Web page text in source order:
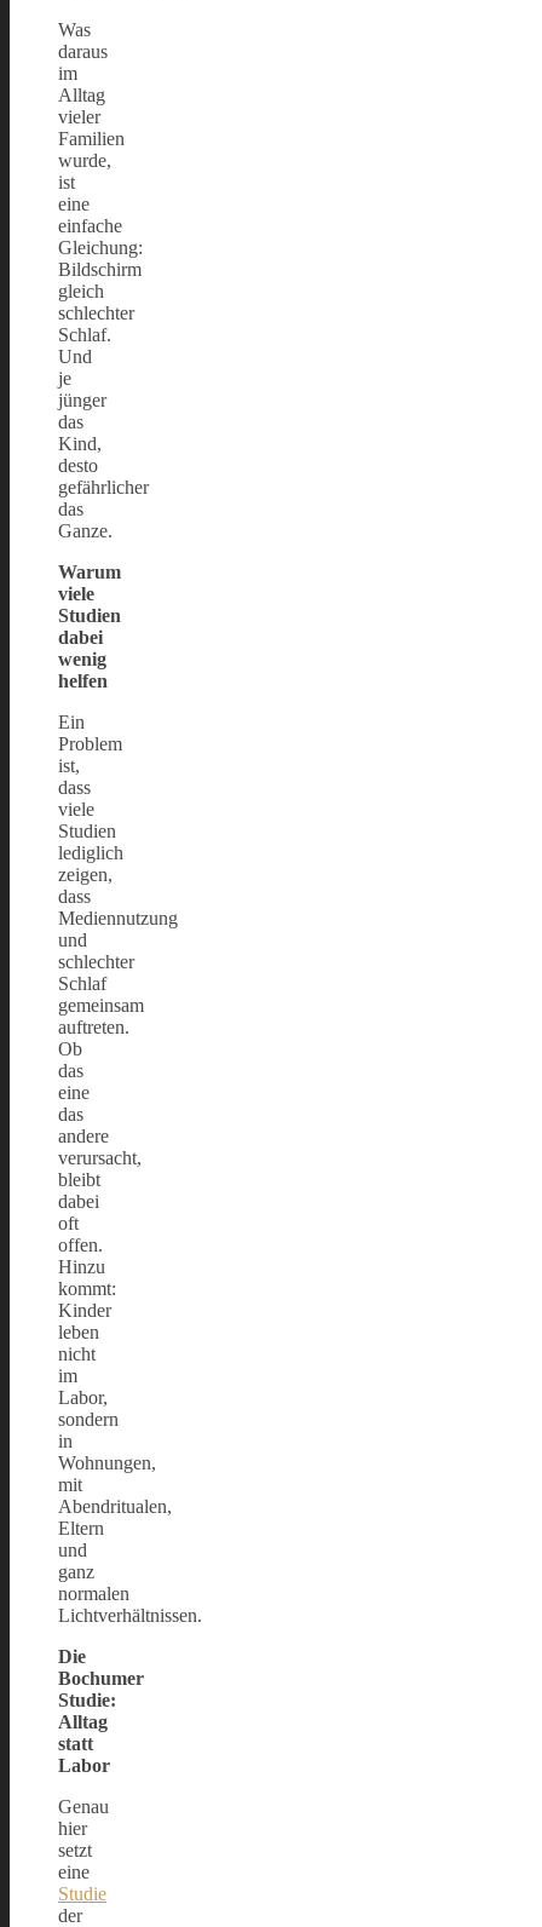
Was
daraus
im
Alltag
vieler
Familien
wurde,
ist
eine
einfache
Gleichung:
Bildschirm
gleich
schlechter
Schlaf.
Und
je
jünger
das
Kind,
desto
gefährlicher
das
Ganze.
Warum
viele
Studien
dabei
wenig
helfen
Ein
Problem
ist,
dass
viele
Studien
lediglich
zeigen,
dass
Mediennutzung
und
schlechter
Schlaf
gemeinsam
auftreten.
Ob
das
eine
das
andere
verursacht,
bleibt
dabei
oft
offen.
Hinzu
kommt:
Kinder
leben
nicht
im
Labor,
sondern
in
Wohnungen,
mit
Abendritualen,
Eltern
und
ganz
normalen
Lichtverhältnissen.
Die
Bochumer
Studie:
Alltag
statt
Labor
Genau
hier
setzt
eine
Studie
der